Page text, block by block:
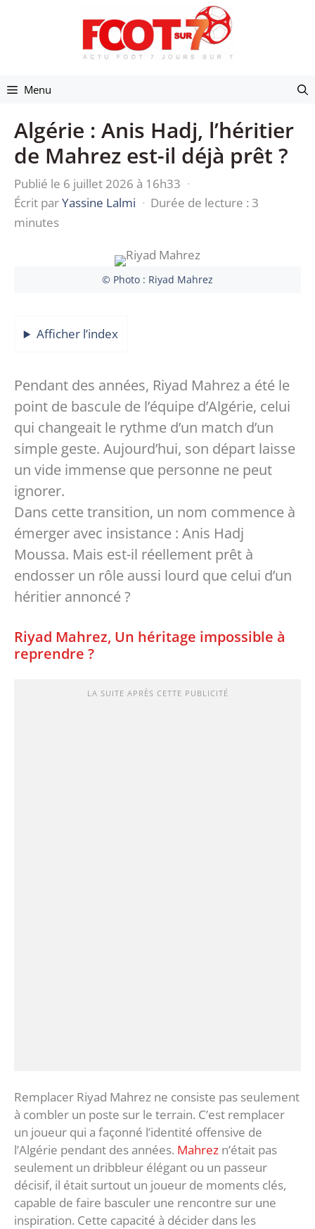
Menu
Algérie : Anis Hadj, l’héritier
de Mahrez est-il déjà prêt ?
Publié le 6 juillet 2026 à 16h33 ·
Écrit parYassine Lalmi · Durée de lecture : 3
minutes
© Photo : Riyad Mahrez
Afficher l’index
Pendant des années, Riyad Mahrez a été le
point de bascule de l’équipe d’Algérie, celui
qui changeait le rythme d’un match d’un
simple geste. Aujourd’hui, son départ laisse
un vide immense que personne ne peut
ignorer.
Dans cette transition, un nom commence à
émerger avec insistance : Anis Hadj
Moussa. Mais est-il réellement prêt à
endosser un rôle aussi lourd que celui d’un
héritier annoncé ?
Riyad Mahrez, Un héritage impossible à
reprendre ?
LA SUITE APRÈS CETTE PUBLICITÉ
Remplacer Riyad Mahrez ne consiste pas seulement
à combler un poste sur le terrain. C’est remplacer
un joueur qui a façonné l’identité offensive de
l’Algérie pendant des années. Mahrez n’était pas
seulement un dribbleur élégant ou un passeur
décisif, il était surtout un joueur de moments clés,
capable de faire basculer une rencontre sur une
inspiration. Cette capacité à décider dans les